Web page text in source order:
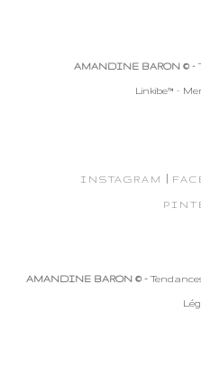
AMANDINE BARON © -
Linkibe™ -
INSTAGRAM |
AMANDINE BARON © -